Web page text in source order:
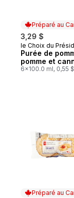
Préparé au
3,29 $
Préparé au
le Choix du
Purée de
pomme et
6x100.0 ml, 0,55
Préparé au